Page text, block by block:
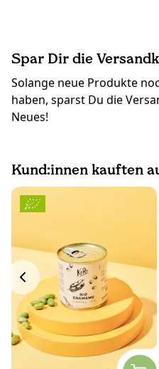
Spar Dir die
Solange neue Produkte
haben, sparst Du die
Neues!
Kund:innen kauften